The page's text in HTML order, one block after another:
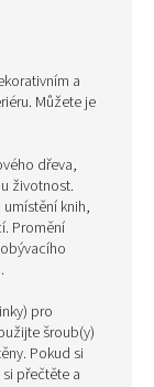
a
Můžete je
dřeva,
životnost.
knih,
Promění
pro
šroub(y)
Pokud si
přečtěte a